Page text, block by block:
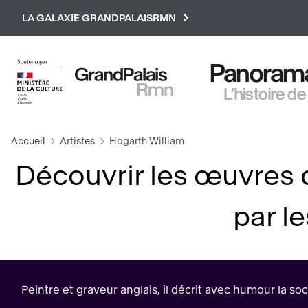
LA GALAXIE GRANDPALAISRMN
L’histoire
Accueil Artistes Hogarth William
Découvrir les œuvres
par
Peintre et graveur anglais, il décrit avec humour la